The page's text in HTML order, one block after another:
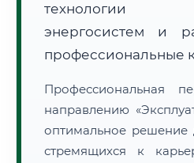
🔍Нажмите на документ для
технологии
энергосистем и
профессиональные
Профессиональная
направлению
оптимальное решение
стремящихся к